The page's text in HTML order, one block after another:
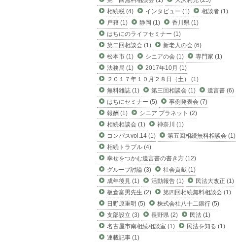
相続税 (4)
インタビュー (1)
相談者 (1)
戸籍 (1)
静岡 (1)
香川県 (1)
はちにのライフセミナー (1)
第二回相談会 (1)
新老人の会 (6)
松本市 (1)
シニアの会 (1)
専門家 (1)
法務局 (1)
2017年10月 (1)
２０１７年１０月２８日（土） (1)
無料雑誌 (1)
第三回相談会 (1)
遺言書 (6)
はちにセミナー (5)
事例発表会 (7)
報酬 (1)
シニア プラネット (2)
相続相談会 (1)
神奈川 (1)
コンパスvol.14 (1)
第五回相続無料相談会 (1)
相続トラブル (4)
幸せをつかむ遺言書の書き方 (12)
グループ討論 (3)
社会貢献 (1)
成年後見 (1)
活動報告 (1)
民法大改正 (1)
板倉富男先生 (2)
第四回相続無料相談会 (1)
日野原重明 (5)
株式会社八十二銀行 (5)
支部設立 (3)
長野県 (2)
民法 (1)
名古屋市南相続相談室 (1)
民法を知る (1)
連載記事 (1)